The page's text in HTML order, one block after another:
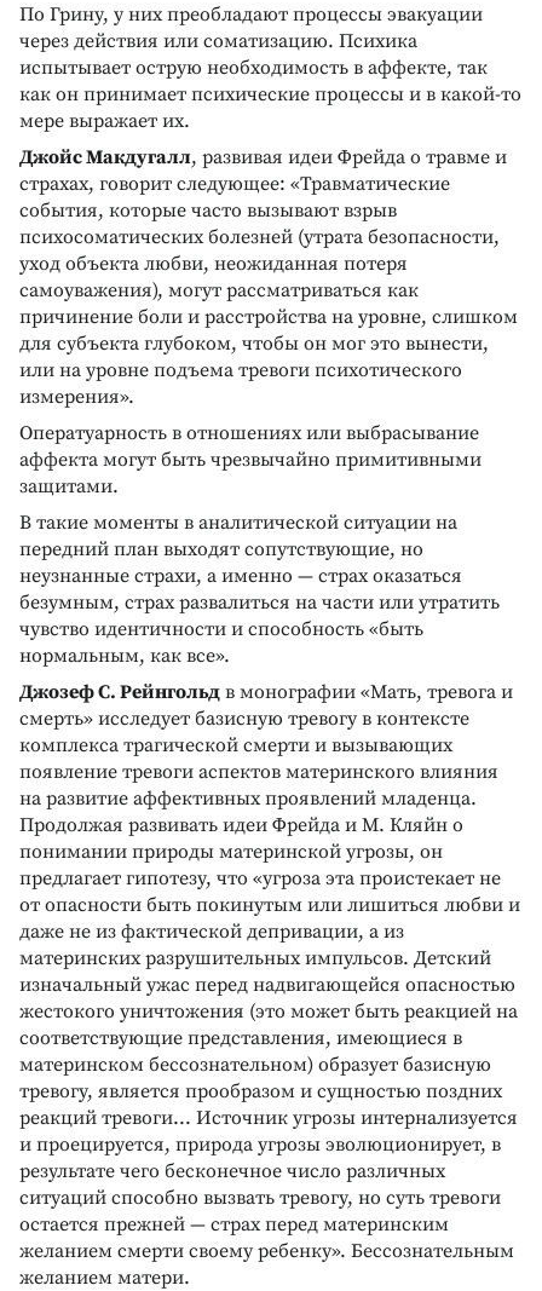
По Грину, у них преобладают процессы эвакуации
через действия или соматизацию. Психика
испытывает острую необходимость в аффекте, так
как он принимает психические процессы и в какой-то
мере выражает их.
Джойс Макдугалл, развивая идеи Фрейда о травме и
страхах, говорит следующее: «Травматические
события, которые часто вызывают взрыв
психосоматических болезней (утрата безопасности,
уход объекта любви, неожиданная потеря
самоуважения), могут рассматриваться как
причинение боли и расстройства на уровне, слишком
для субъекта глубоком, чтобы он мог это вынести,
или на уровне подъема тревоги психотического
измерения».
Оператуарность в отношениях или выбрасывание
аффекта могут быть чрезвычайно примитивными
защитами.
В такие моменты в аналитической ситуации на
передний план выходят сопутствующие, но
неузнанные страхи, а именно — страх оказаться
безумным, страх развалиться на части или утратить
чувство идентичности и способность «быть
нормальным, как все».
Джозеф С. Рейнгольд в монографии «Мать, тревога и
смерть» исследует базисную тревогу в контексте
комплекса трагической смерти и вызывающих
появление тревоги аспектов материнского влияния
на развитие аффективных проявлений младенца.
Продолжая развивать идеи Фрейда и М. Кляйн о
понимании природы материнской угрозы, он
предлагает гипотезу, что «угроза эта проистекает не
от опасности быть покинутым или лишиться любви и
даже не из фактической депривации, а из
материнских разрушительных импульсов. Детский
изначальный ужас перед надвигающейся опасностью
жестокого уничтожения (это может быть реакцией на
соответствующие представления, имеющиеся в
материнском бессознательном) образует базисную
тревогу, является прообразом и сущностью поздних
реакций тревоги... Источник угрозы интернализуется
и проецируется, природа угрозы эволюционирует, в
результате чего бесконечное число различных
ситуаций способно вызвать тревогу, но суть тревоги
остается прежней — страх перед материнским
желанием смерти своему ребенку». Бессознательным
желанием матери.